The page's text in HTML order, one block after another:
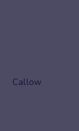
Callow